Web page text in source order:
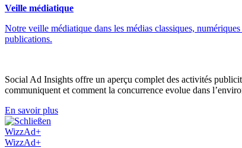
Veille médiatique
Notre veille médiatique dans les médias classiques,
publications.
Social Ad Insights offre un aperçu complet des activités
communiquent et comment la concurrence evolue dans
En savoir plus
Schließen
WizzAd+
WizzAd+